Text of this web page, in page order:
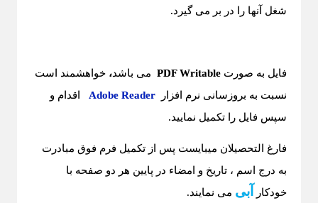
شغل آنها را در بر می گیرد.
فایل به صورت PDF Writable می باشد، خواهشمند است
نسبت به بروزسانی نرم افزار Adobe Reader
اقدام و
سپس فایل را تکمیل نمایید.
فارغ التحصیلان میبایست پس از تکمیل فرم فوق مبادرت
به درج اسم ، تاریخ و امضاء در پایین هر دو صفحه با
خودکار
آبی می نمایند.